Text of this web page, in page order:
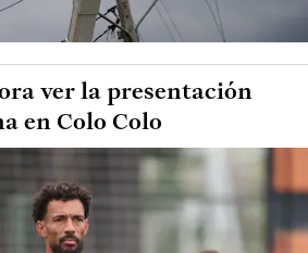
ver la presentación
en Colo Colo